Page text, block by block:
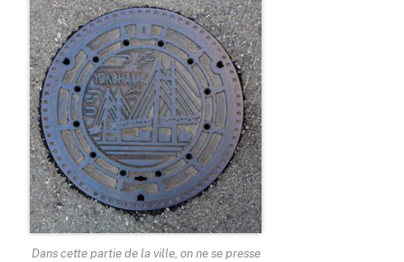
Dans cette partie de la ville, on ne se presse